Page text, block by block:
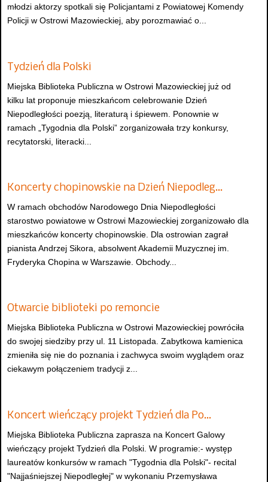
młodzi aktorzy spotkali się Policjantami z Powiatowej Komendy
Policji w Ostrowi Mazowieckiej, aby porozmawiać o...
Tydzień dla Polski
Miejska Biblioteka Publiczna w Ostrowi Mazowieckiej już od
kilku lat proponuje mieszkańcom celebrowanie Dzień
Niepodległości poezją, literaturą i śpiewem. Ponownie w
ramach „Tygodnia dla Polski” zorganizowała trzy konkursy,
recytatorski, literacki...
Koncerty chopinowskie na Dzień Niepodleg…
W ramach obchodów Narodowego Dnia Niepodległości
starostwo powiatowe w Ostrowi Mazowieckiej zorganizowało dla
mieszkańców koncerty chopinowskie. Dla ostrowian zagrał
pianista Andrzej Sikora, absolwent Akademii Muzycznej im.
Fryderyka Chopina w Warszawie. Obchody...
Otwarcie biblioteki po remoncie
Miejska Biblioteka Publiczna w Ostrowi Mazowieckiej powróciła
do swojej siedziby przy ul. 11 Listopada. Zabytkowa kamienica
zmieniła się nie do poznania i zachwyca swoim wyglądem oraz
ciekawym połączeniem tradycji z...
Koncert wieńczący projekt Tydzień dla Po…
Miejska Biblioteka Publiczna zaprasza na Koncert Galowy
wieńczący projekt Tydzień dla Polski. W programie:- występ
laureatów konkursów w ramach "Tygodnia dla Polski"- recital
"Najjaśniejszej Niepodległej" w wykonaniu Przemysława